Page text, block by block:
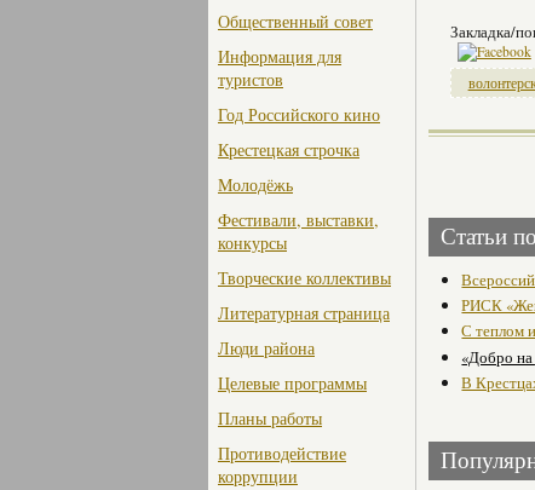
Общественный совет
Информация для
туристов
Год Российского кино
Крестецкая строчка
Молодёжь
Фестивали, выставки,
конкурсы
Творческие коллективы
Литературная страница
Люди района
Целевые программы
Планы работы
Противодействие
коррупции
Закладка/
Статьи
РИСК
С теплом
«Добро
В